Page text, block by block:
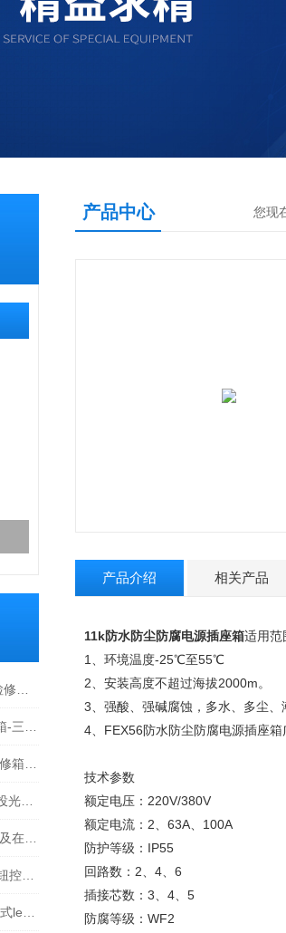
产品中心 您现
产品介绍 相关产品
11k防水防尘防腐电源插座箱适用范
1、环境温度-25℃至55℃
2、安装高度不超过海拔2000m。
3、强酸、强碱腐蚀，多水、多尘、
4、FEX56防水防尘防腐电源插座
技术参数
额定电压：220V/380V
额定电流：2、63A、100A
防护等级：IP55
回路数：2、4、6
插接芯数：3、4、5
防腐等级：WF2